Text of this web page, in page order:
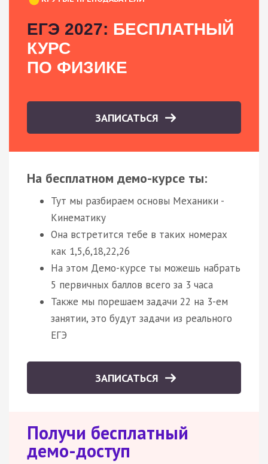
ЕГЭ 2027: БЕСПЛАТНЫЙ
КУРС
ПО ФИЗИКЕ
ЗАПИСАТЬСЯ
На бесплатном демо-курсе ты:
Тут мы разбираем основы Механики -
Кинематику
Она встретится тебе в таких номерах
как 1,5,6,18,22,26
На этом Демо-курсе ты можешь набрать
5 первичных баллов всего за 3 часа
Также мы порешаем задачи 22 на 3-ем
занятии, это будут задачи из реального
ЕГЭ
ЗАПИСАТЬСЯ
Получи бесплатный
демо-доступ